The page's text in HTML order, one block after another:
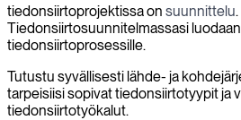
tiedonsiirtoprojektissa on suunnittelu.
Tiedonsiirtosuunnitelmassasi
tiedonsiirtoprosessille.
Tutustu syvällisesti lähde- ja
tarpeisiisi sopivat tiedonsiirtotyypit ja
tiedonsiirtotyökalut.